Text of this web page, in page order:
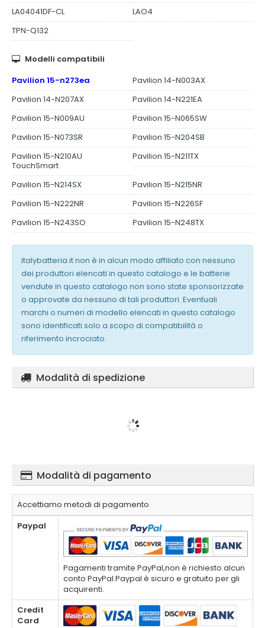
LA04041DF-CL
LAO4
TPN-Q132
Modelli compatibili
Pavilion 15-n273ea
Pavilion 14-N003AX
Pavilion 14-N207AX
Pavilion 14-N221EA
Pavilion 15-N009AU
Pavilion 15-N065SW
Pavilion 15-N073SR
Pavilion 15-N204SB
Pavilion 15-N210AU
TouchSmart
Pavilion 15-N211TX
Pavilion 15-N214SX
Pavilion 15-N215NR
Pavilion 15-N222NR
Pavilion 15-N226SF
Pavilion 15-N243SO
Pavilion 15-N248TX
italybatteria.it non è in alcun modo affiliato con nessuno
dei produttori elencati in questo catalogo e le batterie
vendute in questo catalogo non sono state sponsorizzate
o approvate da nessuno di tali produttori. Eventuali
marchi o numeri di modello elencati in questo catalogo
sono identificati solo a scopo di compatibilità o
riferimento incrociato.
Modalità di spedizione
Modalità di pagamento
Accettiamo metodi di pagamento
Paypal
Pagamenti tramite PayPal,non è richiesto alcun
conto PayPal.Paypal è sicuro e gratuito per gli
acquirenti.
Credit
Card